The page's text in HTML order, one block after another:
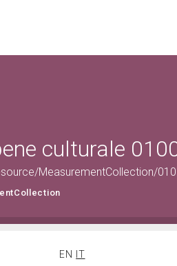
culturale
MeasurementCollection/
EN
IT